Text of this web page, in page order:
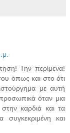
Την περίμενα!
όπως και στο ότι
με αυτή
όταν μια
στην καρδιά και τα
συγκεκριμένη και